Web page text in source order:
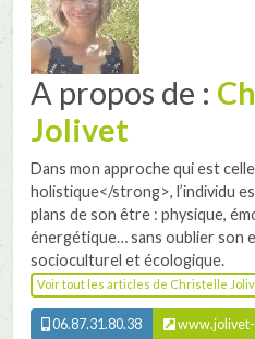
A propos de :
Jolivet
Dans mon approche qui est
holistique</strong>, l’individu
plans de son être : physique,
énergétique… sans oublier son
socioculturel et écologique.
Voir tout les articles de Christelle
06.87.31.80.38